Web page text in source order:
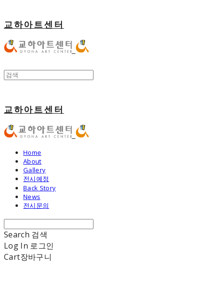
교하아트센터
교하아트센터
Home
About
Gallery
전시예정
Back Story
News
전시문의
Search 검색
Log In 로그인
Cart장바구니